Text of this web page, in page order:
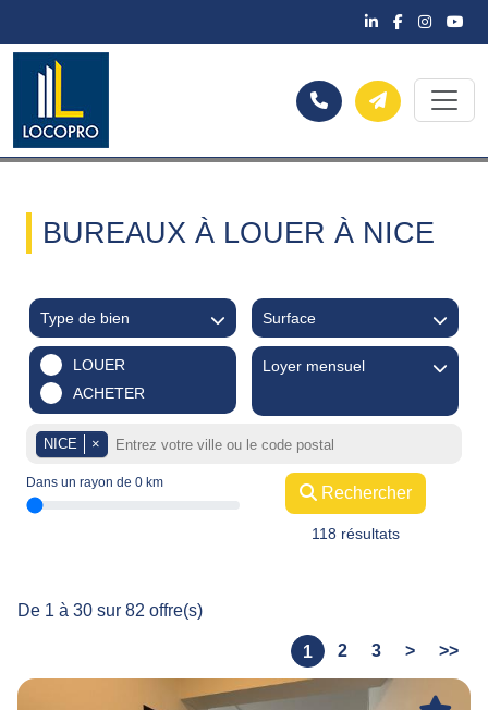
BUREAUX À LOUER À NICE
Type de bien Surface
LOUER
ACHETER
Loyer mensuel
NICE ×
Dans un rayon de 0 km
Rechercher
118 résultats
De 1 à 30 sur 82 offre(s)
1 2 3 > >>